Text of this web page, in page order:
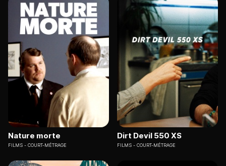
Nature morte
FILMS COURT-MÉTRAGE
Dirt Devil 550 XS
FILMS COURT-MÉTRAGE